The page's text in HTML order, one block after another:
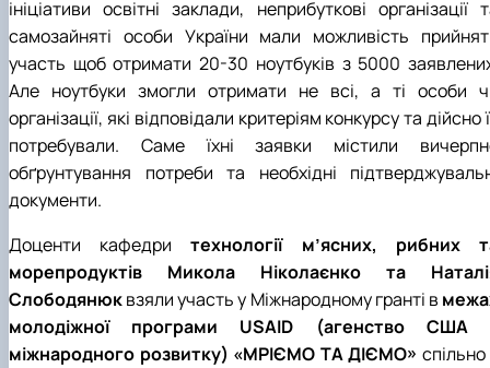
Матеріально-технічна база
Бази практичного навчання здобувачів
Інформація про акредитацію
ініціативи освітні заклади, неприбуткові організації
самозайняті особи України мали можливість
участь щоб отримати 20-30 ноутбуків з 5000
Але ноутбуки змогли отримати не всі, а ті особи
організації, які відповідали критеріям конкурсу та дійсно
потребували. Саме їхні заявки містили
обґрунтування потреби та необхідні
документи.
Доценти кафедритехнології м’ясних, рибних
морепродуктів
Микола Ніколаєнко та
Слободянюквзяли участь у Міжнародному гранті в
молодіжної програми USAID (агенство США
міжнародного розвитку) «МРІЄМО ТА ДІЄМО» спільно